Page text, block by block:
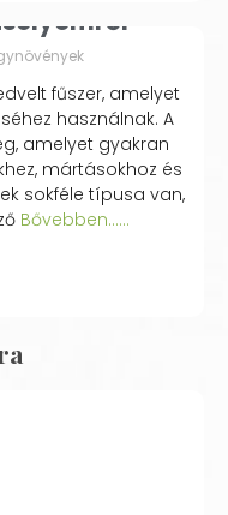
fűszer, amelyet
használnak. A
amelyet gyakran
mártásokhoz és
sokféle típusa van,
Bővebben...…